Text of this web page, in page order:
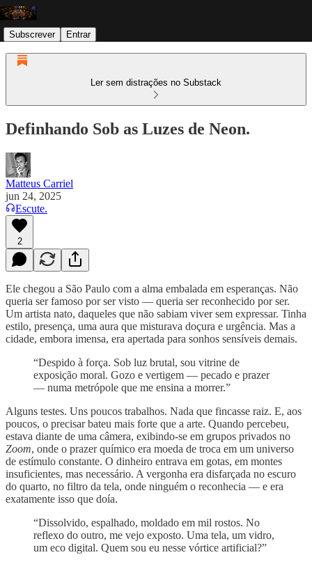
Subscrever Entrar
Ler sem distrações no Substack
Definhando Sob as Luzes de Neon.
Matteus Carriel
jun 24, 2025
Escute.
2
Ele chegou a São Paulo com a alma embalada em esperanças. Não
queria ser famoso por ser visto — queria ser reconhecido por ser.
Um artista nato, daqueles que não sabiam viver sem expressar. Tinha
estilo, presença, uma aura que misturava doçura e urgência. Mas a
cidade, embora imensa, era apertada para sonhos sensíveis demais.
“Despido à força. Sob luz brutal, sou vitrine de
exposição moral. Gozo e vertigem — pecado e prazer
— numa metrópole que me ensina a morrer.”
Alguns testes. Uns poucos trabalhos. Nada que fincasse raiz. E, aos
poucos, o precisar bateu mais forte que a arte. Quando percebeu,
estava diante de uma câmera, exibindo-se em grupos privados no
Zoom, onde o prazer químico era moeda de troca em um universo
de estímulo constante. O dinheiro entrava em gotas, em montes
insuficientes, mas necessário. A vergonha era disfarçada no escuro
do quarto, no filtro da tela, onde ninguém o reconhecia — e era
exatamente isso que doía.
“Dissolvido, espalhado, moldado em mil rostos. No
reflexo do outro, me vejo exposto. Uma tela, um vidro,
um eco digital. Quem sou eu nesse vórtice artificial?”